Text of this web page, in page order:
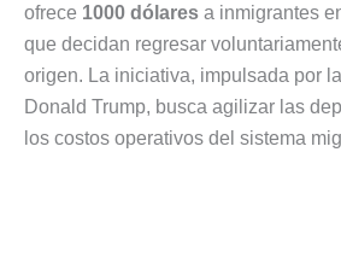
ofrece 1000 dólares a inmigrantes
que decidan regresar
origen. La iniciativa, impulsada por
Donald Trump, busca agilizar las
los costos operativos del sistema